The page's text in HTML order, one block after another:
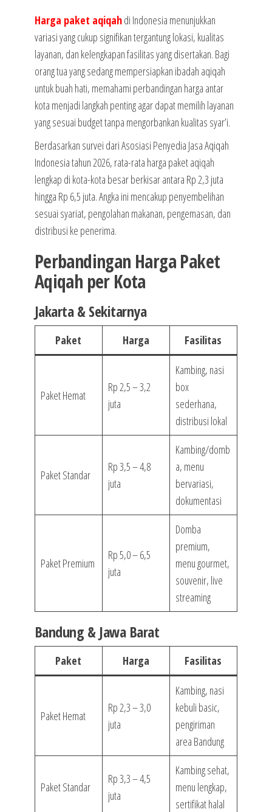
Harga paket aqiqahdi Indonesia menunjukkan
variasi yang cukup signifikan tergantung lokasi, kualitas
layanan, dan kelengkapan fasilitas yang disertakan. Bagi
orang tua yang sedang mempersiapkan ibadah aqiqah
untuk buah hati, memahami perbandingan harga antar
kota menjadi langkah penting agar dapat memilih layanan
yang sesuai budget tanpa mengorbankan kualitas syar’i.
Berdasarkan survei dari Asosiasi Penyedia Jasa Aqiqah
Indonesia tahun 2026, rata-rata harga paket aqiqah
lengkap di kota-kota besar berkisar antara Rp 2,3 juta
hingga Rp 6,5 juta. Angka ini mencakup penyembelihan
sesuai syariat, pengolahan makanan, pengemasan, dan
distribusi ke penerima.
Perbandingan Harga Paket
Aqiqah per Kota
Jakarta & Sekitarnya
Paket Harga Fasilitas
Paket Hemat
Rp 2,5 – 3,2
juta
Kambing, nasi
box
sederhana,
distribusi lokal
Paket Standar
Rp 3,5 – 4,8
juta
Kambing/domb
a, menu
bervariasi,
dokumentasi
Paket Premium
Rp 5,0 – 6,5
juta
Domba
premium,
menu gourmet,
souvenir, live
streaming
Bandung & Jawa Barat
Paket Harga Fasilitas
Paket Hemat
Rp 2,3 – 3,0
juta
Kambing, nasi
kebuli basic,
pengiriman
area Bandung
Paket Standar
Rp 3,3 – 4,5
juta
Kambing sehat,
menu lengkap,
sertifikat halal